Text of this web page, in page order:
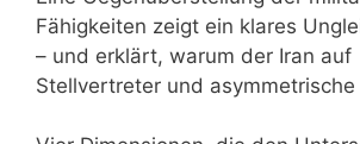
Fähigkeiten zeigt ein klares
– und erklärt, warum der Iran auf
Stellvertreter und